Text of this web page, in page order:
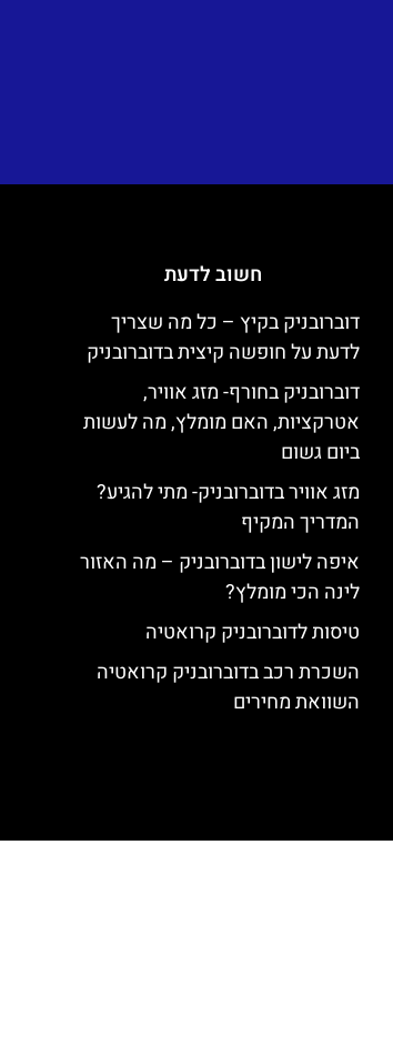
חשוב לדעת
דוברובניק בקיץ – כל מה שצריך
לדעת על חופשה קיצית בדוברובניק
דוברובניק בחורף- מזג אוויר,
אטרקציות, האם מומלץ, מה לעשות
ביום גשום
מזג אוויר בדוברובניק- מתי להגיע?
המדריך המקיף
איפה לישון בדוברובניק – מה האזור
לינה הכי מומלץ?
טיסות לדוברובניק קרואטיה
השכרת רכב בדוברובניק קרואטיה
השוואת מחירים